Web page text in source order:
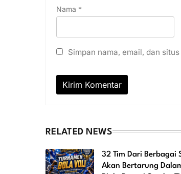
Nama *
Simpan nama, email, dan
RELATED NEWS
32 Tim Dari Berbagai
Akan Bertarung